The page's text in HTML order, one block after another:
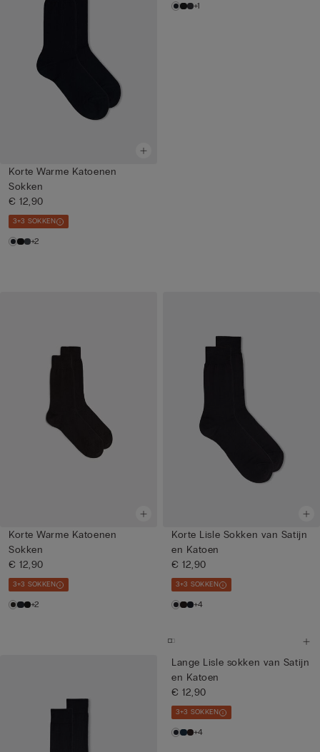
Korte Warme Katoenen
Sokken
€ 12,90
3+3 SOKKEN
+2
+1
Korte Warme Katoenen
Sokken
€ 12,90
3+3 SOKKEN
+2
Korte Lisle Sokken van Satijn
en Katoen
€ 12,90
3+3 SOKKEN
+4
Lange Lisle sokken van Satijn
en Katoen
€ 12,90
3+3 SOKKEN
+4